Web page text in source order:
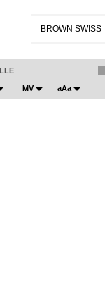
BROWN SWISS
MV aAa